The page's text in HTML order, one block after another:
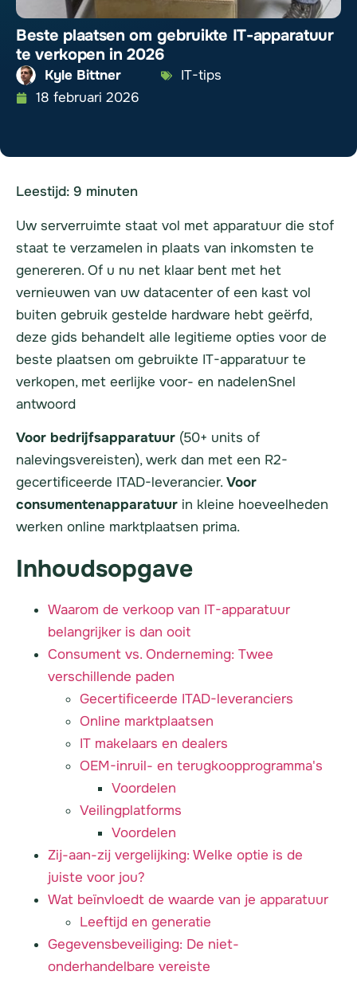
Beste plaatsen om gebruikte IT-apparatuur
te verkopen in 2026
Kyle Bittner
IT-tips
18 februari 2026
Leestijd: 9 minuten
Uw serverruimte staat vol met apparatuur die stof
staat te verzamelen in plaats van inkomsten te
genereren. Of u nu net klaar bent met het
vernieuwen van uw datacenter of een kast vol
buiten gebruik gestelde hardware hebt geërfd,
deze gids behandelt alle legitieme opties voor de
beste plaatsen om gebruikte IT-apparatuur te
verkopen, met eerlijke voor- en nadelenSnel
antwoord
Voor bedrijfsapparatuur (50+ units of
nalevingsvereisten), werk dan met een R2-
gecertificeerde ITAD-leverancier. Voor
consumentenapparatuur in kleine hoeveelheden
werken online marktplaatsen prima.
Inhoudsopgave
Waarom de verkoop van IT-apparatuur
belangrijker is dan ooit
Consument vs. Onderneming: Twee
verschillende paden
Gecertificeerde ITAD-leveranciers
Online marktplaatsen
IT makelaars en dealers
OEM-inruil- en terugkoopprogramma's
Voordelen
Veilingplatforms
Voordelen
Zij-aan-zij vergelijking: Welke optie is de
juiste voor jou?
Wat beïnvloedt de waarde van je apparatuur
Leeftijd en generatie
Gegevensbeveiliging: De niet-
onderhandelbare vereiste